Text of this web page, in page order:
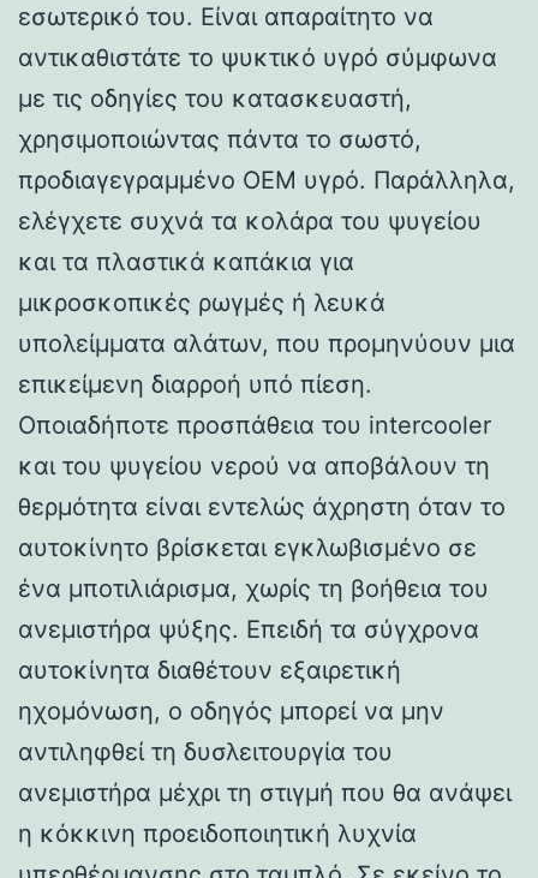
εσωτερικό του. Είναι απαραίτητο να
αντικαθιστάτε το ψυκτικό υγρό σύμφωνα
με τις οδηγίες του κατασκευαστή,
χρησιμοποιώντας πάντα το σωστό,
προδιαγεγραμμένο OEM υγρό. Παράλληλα,
ελέγχετε συχνά τα κολάρα του ψυγείου
και τα πλαστικά καπάκια για
μικροσκοπικές ρωγμές ή λευκά
υπολείμματα αλάτων, που προμηνύουν μια
επικείμενη διαρροή υπό πίεση.
Οποιαδήποτε προσπάθεια του intercooler
και του ψυγείου νερού να αποβάλουν τη
θερμότητα είναι εντελώς άχρηστη όταν το
αυτοκίνητο βρίσκεται εγκλωβισμένο σε
ένα μποτιλιάρισμα, χωρίς τη βοήθεια του
ανεμιστήρα ψύξης. Επειδή τα σύγχρονα
αυτοκίνητα διαθέτουν εξαιρετική
ηχομόνωση, ο οδηγός μπορεί να μην
αντιληφθεί τη δυσλειτουργία του
ανεμιστήρα μέχρι τη στιγμή που θα ανάψει
η κόκκινη προειδοποιητική λυχνία